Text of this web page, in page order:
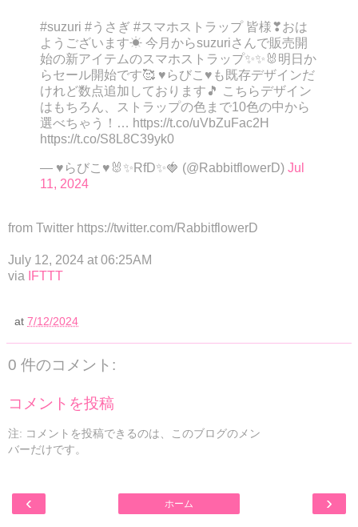
#suzuri #うさぎ #スマホストラップ 皆様❣おは
ようございます☀ 今月からsuzuriさんで販売開
始の新アイテムのスマホストラップ✨✨🐰明日か
らセール開始です🥰 ♥らびこ♥も既存デザインだ
けれど数点追加しております🎵 こちらデザイン
はもちろん、ストラップの色まで10色の中から
選べちゃう！… https://t.co/uVbZuFac2H
https://t.co/S8L8C39yk0
— ♥らびこ♥🐰✨RfD✨🍓 (@RabbitflowerD) Jul
11, 2024
from Twitter https://twitter.com/RabbitflowerD
July 12, 2024 at 06:25AM
via IFTTT
at 7/12/2024
0 件のコメント:
コメントを投稿
注: コメントを投稿できるのは、このブログのメン
バーだけです。
‹ ›
ホーム